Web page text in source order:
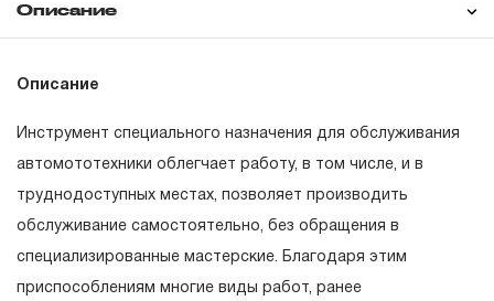
Описание
Описание
Инструмент специального назначения для обслуживания
автомототехники облегчает работу, в том числе, и в
труднодоступных местах, позволяет производить
обслуживание самостоятельно, без обращения в
специализированные мастерские. Благодаря этим
приспособлениям многие виды работ, ранее
Понятие «ПОЖИЗНЕННАЯ ГАРАНТИЯ».
1.1 Понятие «ПОЖИЗНЕННАЯ ГАРАНТИЯ» включает в
себя признание неограниченного срока поддержания